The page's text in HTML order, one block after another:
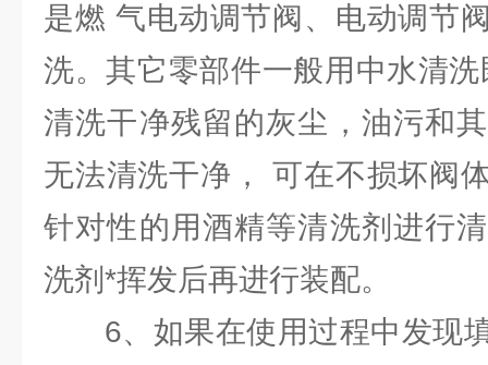
是燃 气电动调节阀、电动调节
洗。其它零部件一般用中水清
清洗干净残留的灰尘，油污和
无法清洗干净， 可在不损坏阀
针对性的用酒精等清洗剂进行
洗剂*挥发后再进行装配。
6、如果在使用过程中发现